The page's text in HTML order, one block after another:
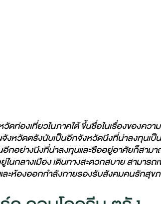
ดท่องเที่ยวในภาคใต้ ขึ้นชื่อในเรื่องของคว
จังหวัดตรังนับเป็นอีกจังหวัดนึงที่น่าลงทุนเ
กอย่างนึงที่น่าลงทุนและซืออยู่อาศัยก็สามา
ในกลางเมือง เดินทางสะดวกสบาย สามา
ละห้องออกกำลังกายรองรับสังคมคนรักสุข